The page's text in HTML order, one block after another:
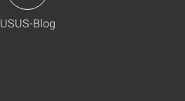
USUS-Blog